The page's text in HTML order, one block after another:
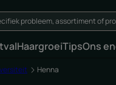
HaargroeiTipsOns
Henna